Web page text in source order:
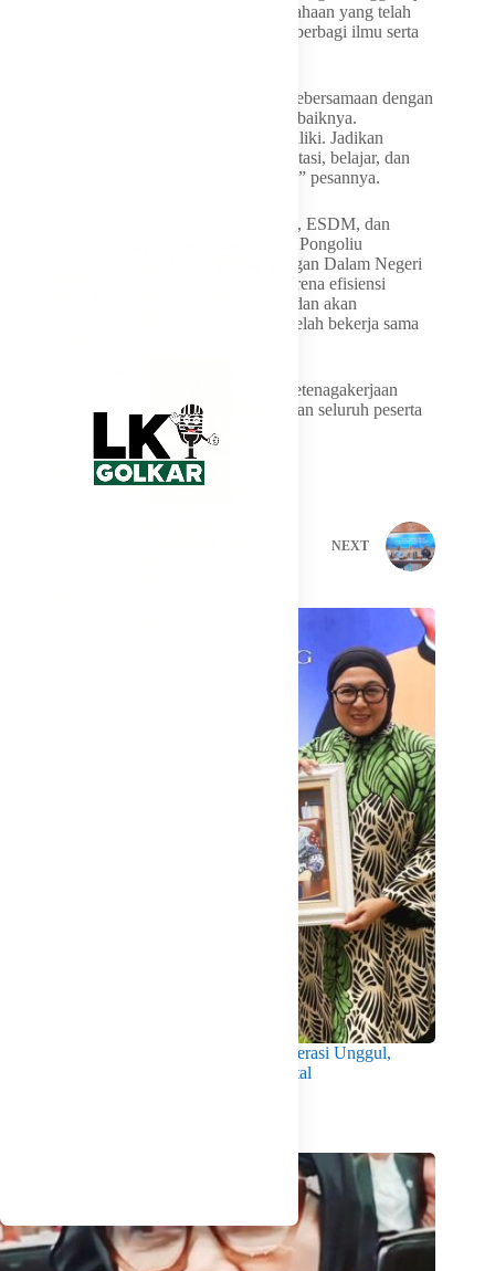
Karena itu, ia mengapresiasi seluruh perusahaan yang telah
bersedia menjadi tempat pemagangan dan berbagi ilmu serta
“Jaga nama baik di tempat kerja, bangun kebersamaan dengan
rekan kerja, dan bekerjalah dengan sebaik-baiknya.
Kembangkan terus keterampilan yang dimiliki. Jadikan
program magang ini sebagai ajang beradaptasi, belajar, dan
mempersiapkan diri memasuki dunia kerja,” pesannya.
Sementara itu, Kepala Dinas Tenaga Kerja, ESDM, dan
Transmigrasi Provinsi Gorontalo Wardoyo Pongoliu
menyampaikan bahwa, Program Pemagangan Dalam Negeri
tahun ini diikuti 781 pendaftar. Namun, karena efisiensi
anggaran, hanya 90 peserta yang diterima dan akan
ditempatkan di 14 perusahaan mitra yang telah bekerja sama
Kegiatan ini turut dihadiri Kepala BPJS Ketenagakerjaan
Gorontalo, perwakilan perusahaan mitra, dan seluruh peserta
NEXT
Wabup Intan Dorong Mahasiswa Jadi Generasi Unggul,
Berkarakter dan Sadar Hukum di Era Digital